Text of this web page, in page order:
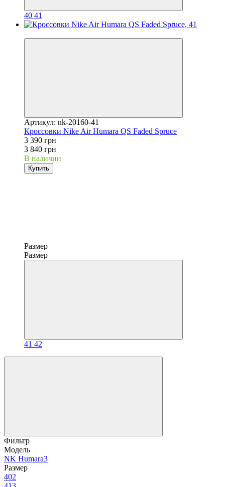
40 41
Артикул: nk-20160-41
Кроссовки Nike Air Humara QS Faded Spruce
3 390 грн
3 840 грн
В наличии
Купить
Размер
Размер
41 42
Фильтр
Модель
NK Humara3
Размер
402